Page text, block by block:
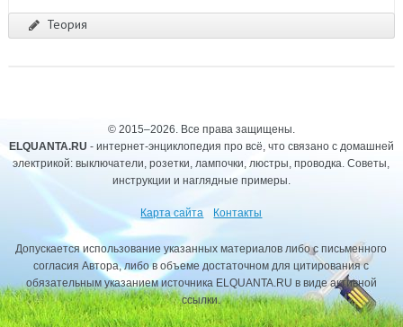
Теория
© 2015–2026. Все права защищены.
ELQUANTA.RU - интернет-энциклопедия про всё, что связано с домашней
электрикой: выключатели, розетки, лампочки, люстры, проводка. Советы,
инструкции и наглядные примеры.
Карта сайта Контакты
Допускается использование указанных материалов либо с письменного
согласия Автора, либо в объеме достаточном для цитирования с
обязательным указанием источника ELQUANTA.RU в виде активной
ссылки.